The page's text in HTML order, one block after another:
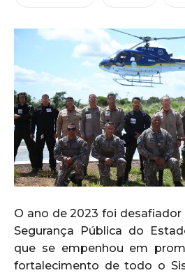
O ano de 2023 foi desafiador
Segurança Pública do
que se empenhou em
fortalecimento de todo o